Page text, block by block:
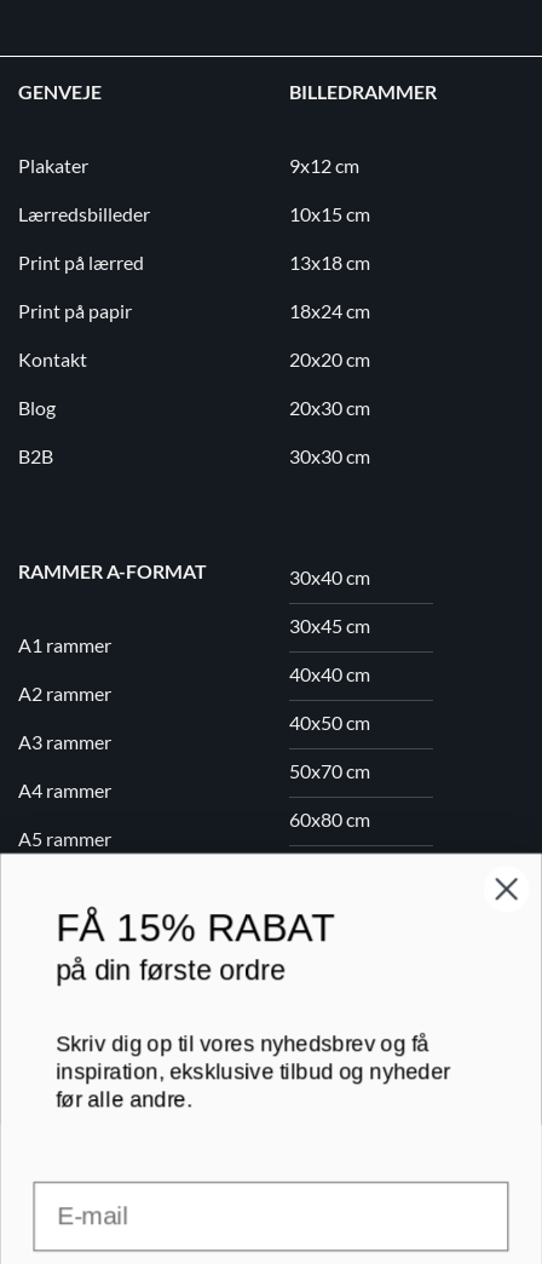
GENVEJE
Plakater
Lærredsbilleder
Print på lærred
Print på papir
Kontakt
Blog
B2B
BILLEDRAMMER
9x12 cm
10x15 cm
13x18 cm
18x24 cm
20x20 cm
20x30 cm
30x30 cm
RAMMER A-FORMAT
A1 rammer
A2 rammer
A3 rammer
A4 rammer
A5 rammer
30x40 cm
30x45 cm
40x40 cm
40x50 cm
50x70 cm
60x80 cm
Printogrammer.dk · Navervej 21 · 8382 Hinnerup · CVR 40736166 ·
(+45) 8844 1630 · kundeservice@printogrammer.dk
© 2026 Printogrammer.dk
FÅ 15% RABAT
på din første ordre
Skriv dig op til vores nyhedsbrev og få
inspiration, eksklusive tilbud og nyheder
før alle andre.